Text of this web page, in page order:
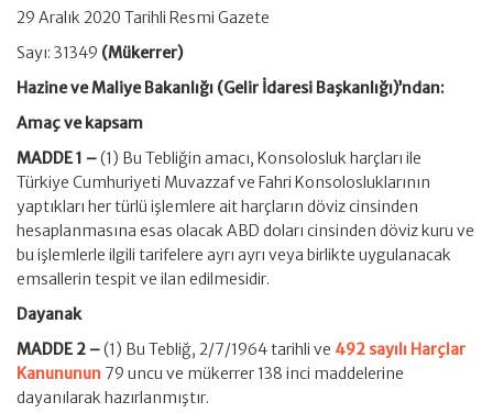
29 Aralık 2020 Tarihli Resmi Gazete
Sayı: 31349 (Mükerrer)
Hazine ve Maliye Bakanlığı (Gelir İdaresi Başkanlığı)’ndan:
Amaç ve kapsam
MADDE 1 –(1) Bu Tebliğin amacı, Konsolosluk harçları ile
Türkiye Cumhuriyeti Muvazzaf ve Fahri Konsolosluklarının
yaptıkları her türlü işlemlere ait harçların döviz cinsinden
hesaplanmasına esas olacak ABD doları cinsinden döviz kuru ve
bu işlemlerle ilgili tarifelere ayrı ayrı veya birlikte uygulanacak
emsallerin tespit ve ilan edilmesidir.
Dayanak
MADDE 2 –(1) Bu Tebliğ, 2/7/1964 tarihli ve 492 sayılı Harçlar
Kanununun 79 uncu ve mükerrer 138 inci maddelerine
dayanılarak hazırlanmıştır.